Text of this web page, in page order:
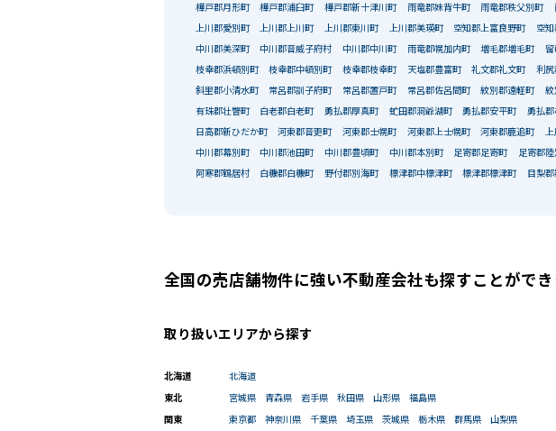
樺戸郡月形町 樺戸郡浦臼町 樺戸郡新十津川町 雨竜郡妹背牛町 雨竜郡秩父別町
上川郡愛別町 上川郡上川町 上川郡東川町 上川郡美瑛町 空知郡上富良野町 空
中川郡美深町 中川郡音威子府村 中川郡中川町 雨竜郡幌加内町 増毛郡増毛町 留
枝幸郡浜頓別町 枝幸郡中頓別町 枝幸郡枝幸町 天塩郡豊富町 礼文郡礼文町 利尻
斜里郡小清水町 常呂郡訓子府町 常呂郡置戸町 常呂郡佐呂間町 紋別郡遠軽町 紋
有珠郡壮瞥町 白老郡白老町 勇払郡厚真町 虻田郡洞爺湖町 勇払郡安平町 勇払郡
日高郡新ひだか町 河東郡音更町 河東郡士幌町 河東郡上士幌町 河東郡鹿追町
中川郡幕別町 中川郡池田町 中川郡豊頃町 中川郡本別町 足寄郡足寄町 足寄郡
阿寒郡鶴居村 白糠郡白糠町 野付郡別海町 標津郡中標津町 標津郡標津町 目梨
全国の売店舗物件に強い不動産会社も探すことがで
取り扱いエリアから探す
北海道 北海道
東北 宮城県 青森県 岩手県 秋田県 山形県 福島県
関東 東京都 神奈川県 千葉県 埼玉県 茨城県 栃木県 群馬県 山梨県